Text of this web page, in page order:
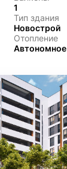
1
Тип здания
Новострой
Отопление
Автономное